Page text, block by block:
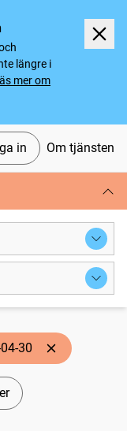
längre i
mer om
in Om tjänsten
30